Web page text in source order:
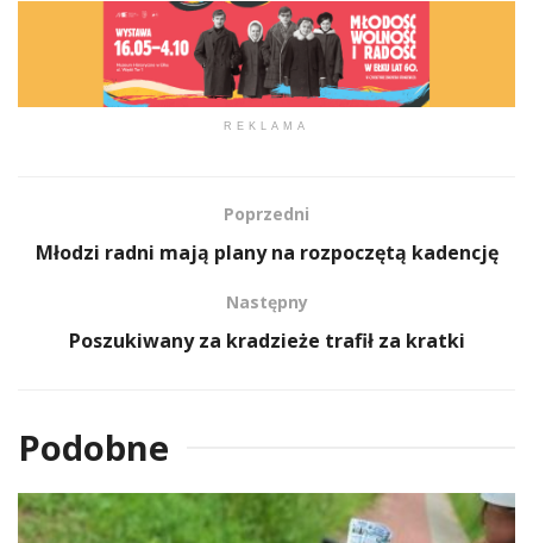
REKLAMA
Poprzedni
Młodzi radni mają plany na rozpoczętą kadencję
Następny
Poszukiwany za kradzieże trafił za kratki
Podobne